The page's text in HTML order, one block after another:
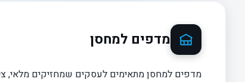
מדפים למחסן
מדפים למחסן מתאימים לעסקים שמחזיקים מלאי,